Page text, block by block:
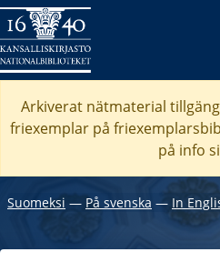
Arkiverat nätmaterial
friexemplar på
på info
Suomeksi ― På svenska ― In